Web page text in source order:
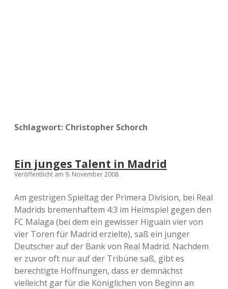
Schlagwort: Christopher Schorch
Ein junges Talent in Madrid
Veröffentlicht am 9. November 2008
Am gestrigen Spieltag der Primera Division, bei Real
Madrids bremenhaftem 4:3 im Heimspiel gegen den
FC Malaga (bei dem ein gewisser Higuain vier von
vier Toren für Madrid erzielte), saß ein junger
Deutscher auf der Bank von Real Madrid. Nachdem
er zuvor oft nur auf der Tribüne saß, gibt es
berechtigte Hoffnungen, dass er demnächst
vielleicht gar für die Königlichen von Beginn an